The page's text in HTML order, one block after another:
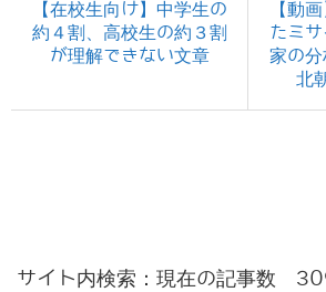
【在校生向け】中学生の
約４割、高校生の約３割
が理解できない文章
【動
たミ
家の
北
サイト内検索：現在の記事数